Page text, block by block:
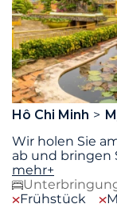
Hô Chi Minh
Wir holen Sie
ab und bringen
mehr+
Frühstück